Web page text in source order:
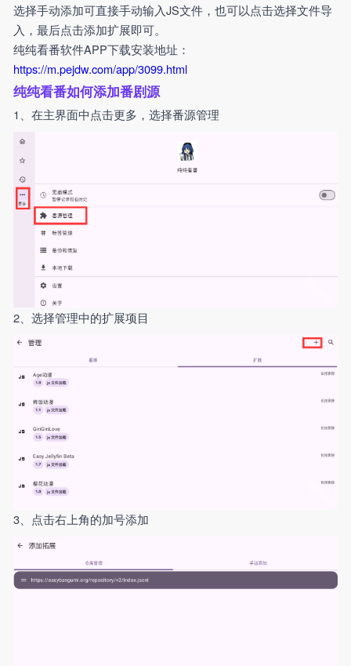
选择手动添加可直接手动输入JS文件，也可以点击选择文件导
入，最后点击添加扩展即可。
纯纯看番软件APP下载安装地址：
https://m.pejdw.com/app/3099.html
纯纯看番如何添加番剧源
1、在主界面中点击更多，选择番源管理
2、选择管理中的扩展项目
3、点击右上角的加号添加